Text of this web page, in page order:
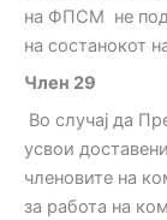
на ФПСМ не
на состанокот
Член 29
Во случај да
усвои
членовите на
за работа на